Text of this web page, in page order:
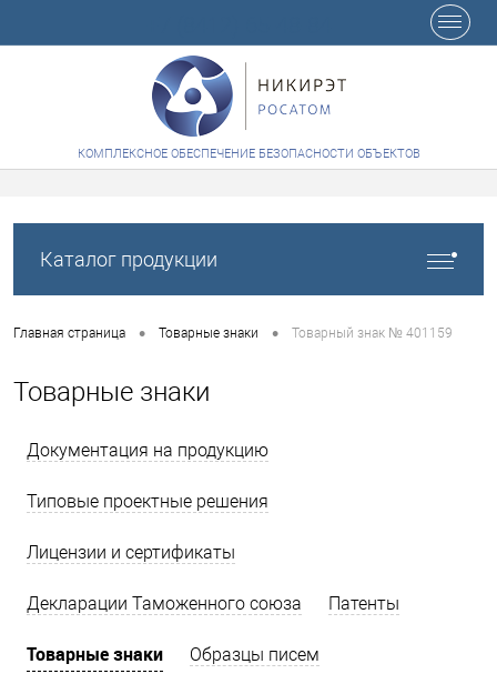
КОМПЛЕКСНОЕ ОБЕСПЕЧЕНИЕ БЕЗОПАСНОСТИ ОБЪЕКТОВ
Каталог продукции
Главная страница • Товарные знаки • Товарный знак № 401159
Товарные знаки
Документация на продукцию
Типовые проектные решения
Лицензии и сертификаты
Декларации Таможенного союза Патенты
Товарные знаки Образцы писем